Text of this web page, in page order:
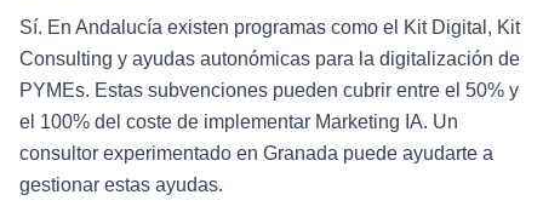
Sí. En Andalucía existen programas como el Kit Digital, Kit
Consulting y ayudas autonómicas para la digitalización de
PYMEs. Estas subvenciones pueden cubrir entre el 50% y
el 100% del coste de implementar Marketing IA. Un
consultor experimentado en Granada puede ayudarte a
gestionar estas ayudas.